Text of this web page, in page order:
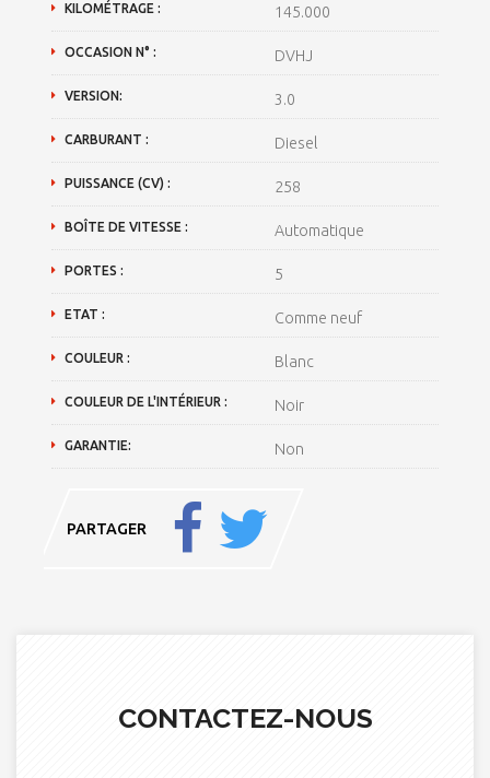
KILOMÉTRAGE : 145.000
OCCASION N° : DVHJ
VERSION: 3.0
CARBURANT : Diesel
PUISSANCE (CV) : 258
BOÎTE DE VITESSE : Automatique
PORTES : 5
ETAT : Comme neuf
COULEUR : Blanc
COULEUR DE L'INTÉRIEUR : Noir
GARANTIE: Non
PARTAGER
CONTACTEZ-NOUS